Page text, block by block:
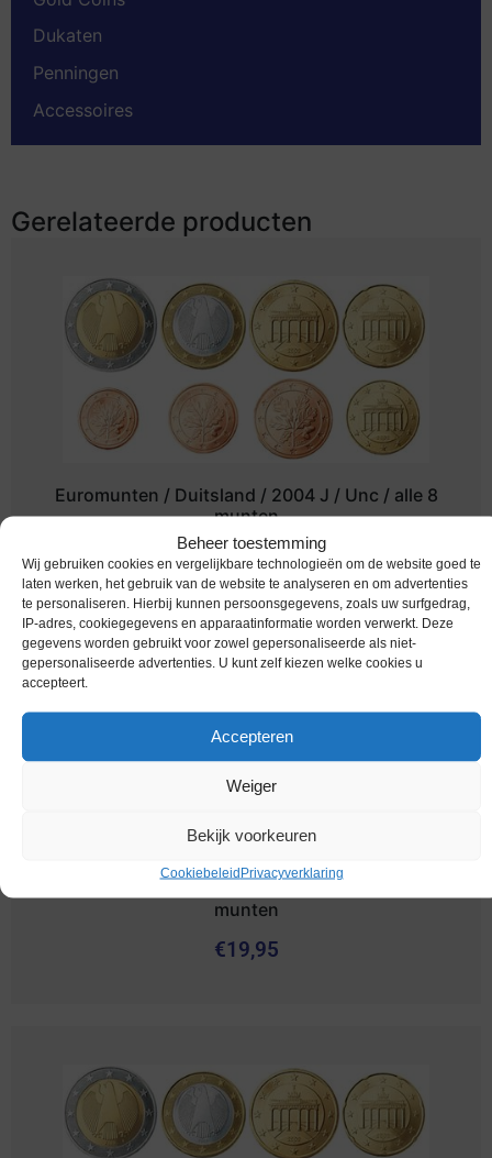
Beheer toestemming
Wij gebruiken cookies en vergelijkbare technologieën om de website goed te
laten werken, het gebruik van de website te analyseren en om advertenties
te personaliseren. Hierbij kunnen persoonsgegevens, zoals uw surfgedrag,
IP-adres, cookiegegevens en apparaatinformatie worden verwerkt. Deze
gegevens worden gebruikt voor zowel gepersonaliseerde als niet-
gepersonaliseerde advertenties. U kunt zelf kiezen welke cookies u
accepteert.
Accepteren
Weiger
Bekijk voorkeuren
CookiebeleidPrivacyverklaring
Dukaten
Penningen
Accessoires
Gerelateerde producten
Euromunten / Duitsland / 2004 J / Unc / alle 8
munten
€12,95
munten
€19,95